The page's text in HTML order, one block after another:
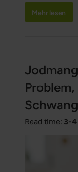
zusammen mit
Einnahme
Vitamin-C-
Radikalen
überlegen,
Mehr lesen
Read time: 3-4